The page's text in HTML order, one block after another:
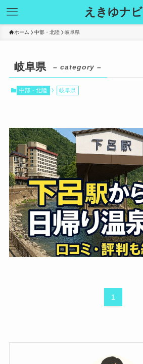
えきゆナビ
ホーム 中部・北陸 岐阜県
岐阜県 – category –
中部・北陸 岐阜県
1